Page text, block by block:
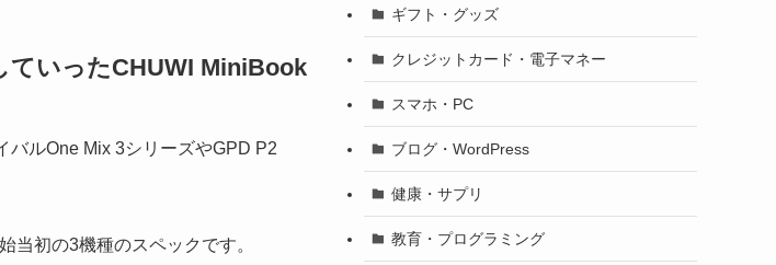
いったCHUWI MiniBook
バルOne Mix 3シリーズやGPD P2
当初の3機種のスペックです。
ギフト・グッズ
クレジットカード・電子マネー
スマホ・PC
ブログ・WordPress
健康・サプリ
教育・プログラミング